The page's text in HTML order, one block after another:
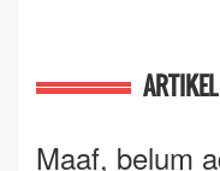
Maaf, belum